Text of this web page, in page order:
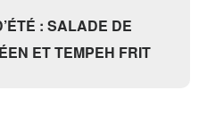
: SALADE DE
ET TEMPEH FRIT